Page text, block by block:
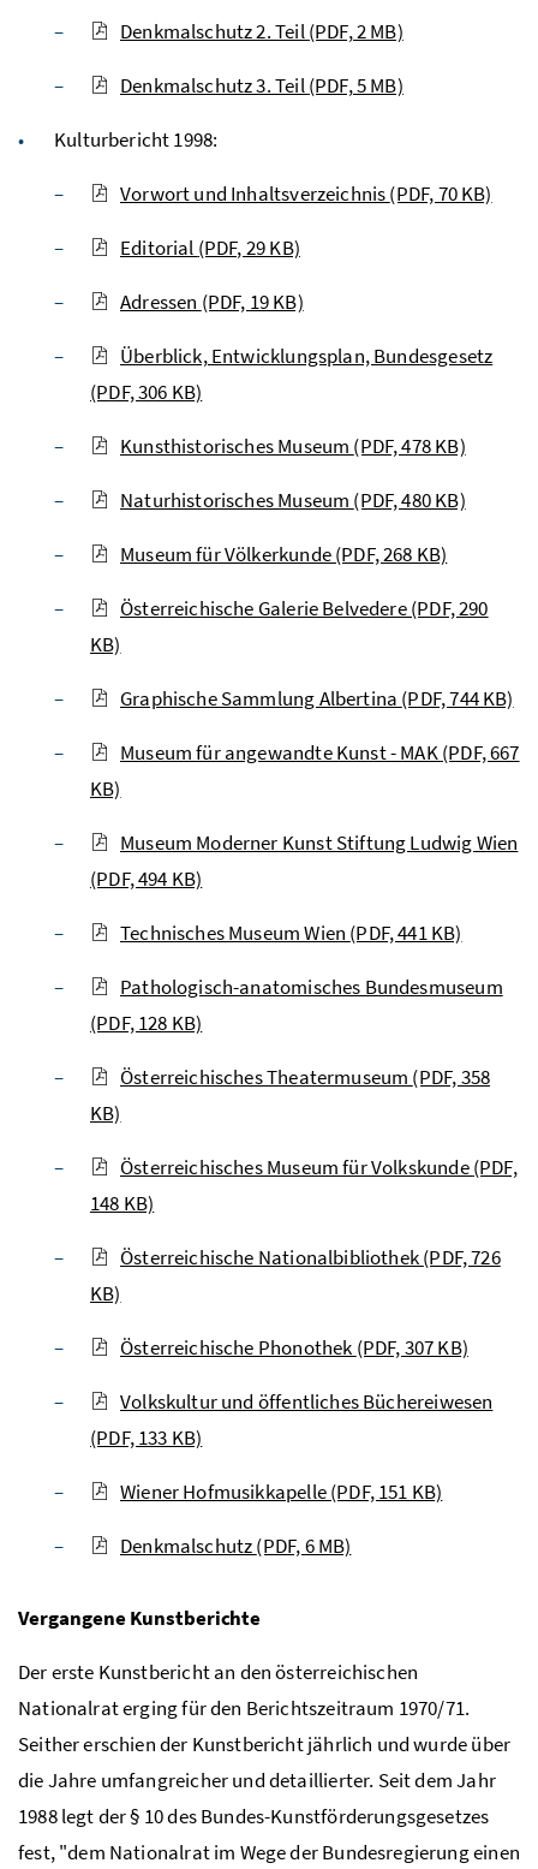
Denkmalschutz 2. Teil(PDF, 2 MB)
Denkmalschutz 3. Teil(PDF, 5 MB)
Kulturbericht 1998:
Vorwort und Inhaltsverzeichnis(PDF, 70 KB)
Editorial (PDF, 29 KB)
Adressen (PDF, 19 KB)
Überblick, Entwicklungsplan, Bundesgesetz
(PDF, 306 KB)
Kunsthistorisches Museum (PDF, 478 KB)
Naturhistorisches Museum (PDF, 480 KB)
Museum für Völkerkunde(PDF, 268 KB)
Österreichische Galerie Belvedere(PDF, 290
KB)
Graphische Sammlung Albertina (PDF, 744 KB)
Museum für angewandte Kunst - MAK(PDF, 667
KB)
Museum Moderner Kunst Stiftung Ludwig Wien
(PDF, 494 KB)
Technisches Museum Wien (PDF, 441 KB)
Pathologisch-anatomisches Bundesmuseum
(PDF, 128 KB)
Österreichisches Theatermuseum (PDF, 358
KB)
Österreichisches Museum für Volkskunde(PDF,
148 KB)
Österreichische Nationalbibliothek(PDF, 726
KB)
Österreichische Phonothek (PDF, 307 KB)
Volkskultur und öffentliches Büchereiwesen
(PDF, 133 KB)
Wiener Hofmusikkapelle(PDF, 151 KB)
Denkmalschutz(PDF, 6 MB)
Vergangene Kunstberichte
Der erste Kunstbericht an den österreichischen
Nationalrat erging für den Berichtszeitraum 1970/71.
Seither erschien der Kunstbericht jährlich und wurde über
die Jahre umfangreicher und detaillierter. Seit dem Jahr
1988 legt der § 10 des Bundes-Kunstförderungsgesetzes
fest, "dem Nationalrat im Wege der Bundesregierung einen